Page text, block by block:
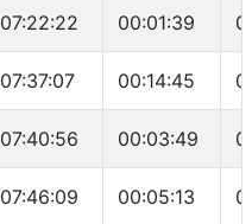
07:22:22 00:01:39
07:37:07 00:14:45
07:40:56 00:03:49
07:46:09 00:05:13